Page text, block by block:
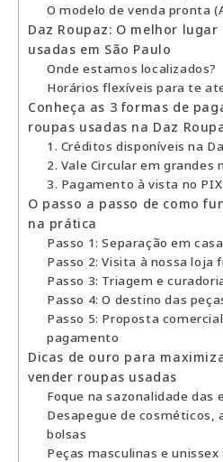
O modelo de venda pronta
Daz Roupaz: O melhor
usadas em São Paulo
Onde estamos localizados?
Horários flexíveis para te
Conheça as 3 formas de
roupas usadas na Daz
1. Créditos disponíveis na
2. Vale Circular em grandes
3. Pagamento à vista no PIX
O passo a passo de como
na prática
Passo 1: Separação em casa
Passo 2: Visita à nossa loja
Passo 3: Triagem e
Passo 4: O destino das
Passo 5: Proposta
pagamento
Dicas de ouro para
vender roupas usadas
Foque na sazonalidade das
Desapegue de cosméticos,
bolsas
Peças masculinas e